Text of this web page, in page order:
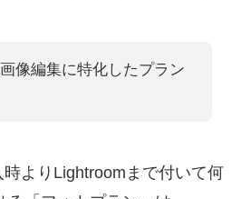
像編集に特化したプラン
よりLightroomまで付いて何